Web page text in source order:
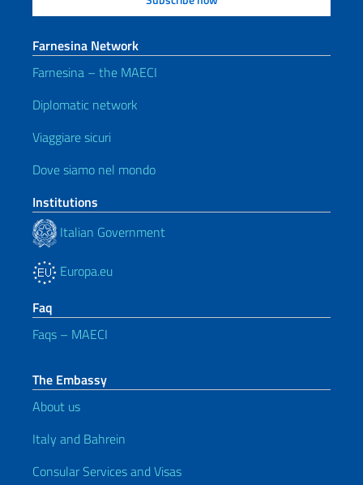
Farnesina Network
Farnesina – the MAECI
Diplomatic network
Viaggiare sicuri
Dove siamo nel mondo
Institutions
Italian Government
Europa.eu
Faq
Faqs – MAECI
The Embassy
About us
Italy and Bahrein
Consular Services and Visas